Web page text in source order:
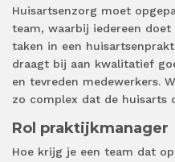
Huisartsenzorg moet
team, waarbij iedereen
taken in een
draagt bij aan kwalitatief
en tevreden medewerkers.
zo complex dat de huisarts
Rol praktijkmanager
Hoe krijg je een team dat